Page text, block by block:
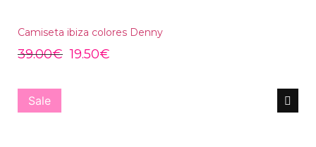
Camiseta ibiza colores Denny
39.00€ 19.50€
Sale